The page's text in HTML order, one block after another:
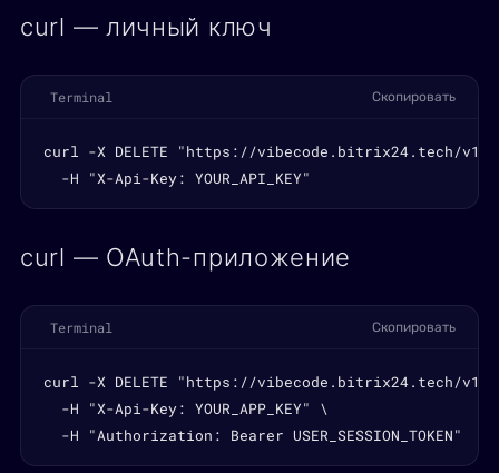
curl — личный ключ
Terminal Скопировать
curl -X DELETE "https://vibecode.bitrix24.tech/v1/
  -H "X-Api-Key: YOUR_API_KEY"
curl — OAuth-приложение
Terminal Скопировать
curl -X DELETE "https://vibecode.bitrix24.tech/v1/
  -H "X-Api-Key: YOUR_APP_KEY" \
  -H "Authorization: Bearer USER_SESSION_TOKEN"